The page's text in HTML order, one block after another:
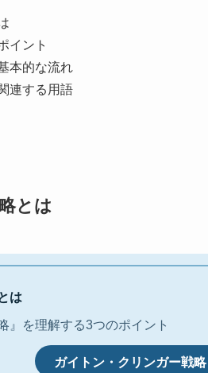
イント
本的な流れ
連する用語
とは
は
』を理解する3つのポイント
ガイトン・クリンガー戦略